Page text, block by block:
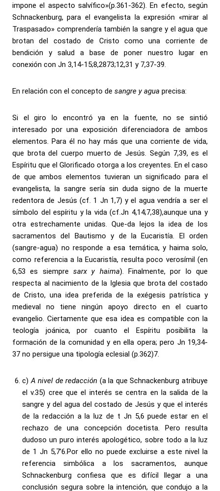
impone el aspecto salvífico»(p.361-362). En efecto, según
Schnackenburg, para el evangelista la expresión «mirar al
Traspasado» comprendería también la sangre y el agua que
brotan del costado de Cristo como una corriente de
bendición y salud a base de poner nuestro lugar en
conexión con Jn 3,14-15;8,2873;12,31 y 7,37-39.
En relación con el concepto de sangre y agua precisa:
Si el giro lo encontró ya en la fuente, no se sintió
interesado por una exposición diferenciadora de ambos
elementos. Para él no hay más que una corriente de vida,
que brota del cuerpo muerto de Jesús. Según 7,39, es el
Espíritu que el Glorificado otorga a los creyentes. En el caso
de que ambos elementos tuvieran un significado para el
evangelista, la sangre sería sin duda signo de la muerte
redentora de Jesús (cf. 1 Jn 1,7) y el agua vendría a ser el
símbolo del espíritu y la vida (cf.Jn 4,14;7,38),aunque una y
otra estrechamente unidas. Que-da lejos la idea de los
sacramentos del Bautismo y de la Eucaristía. El orden
(sangre-agua) no responde a esa temática, y haima solo,
como referencia a la Eucaristía, resulta poco verosímil (en
6,53 es siempre sarx y haima). Finalmente, por lo que
respecta al nacimiento de la Iglesia que brota del costado
de Cristo, una idea preferida de la exégesis patrística y
medieval no tiene ningún apoyo directo en el cuarto
evangelio. Ciertamente que esa idea es compatible con la
teología joánica, por cuanto el Espíritu posibilita la
formación de la comunidad y en ella opera; pero Jn 19,34-
37 no persigue una tipología eclesial (p.362)7.
c)A nivel de redacción (a la que Schnackenburg atribuye
el v.35) cree que el interés se centra en la salida de la
sangre y del agua del costado de Jesús y que el interés
de la redacción a la luz de t Jn 5,6 puede estar en el
rechazo de una concepción docetista. Pero resulta
dudoso un puro interés apologético, sobre todo a la luz
de 1 Jn 5,7’6.Por ello no puede excluirse a este nivel la
referencia simbólica a los sacramentos, aunque
Schnackenburg confiesa que es difícil llegar a una
conclusión segura sobre la intención, que condujo a la